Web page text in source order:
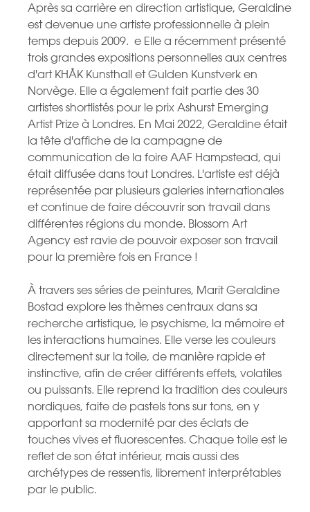
Après sa carrière en direction artistique, Geraldine
est devenue une artiste professionnelle à plein
temps depuis 2009. e Elle a récemment présenté
trois grandes expositions personnelles aux centres
d'art KHÅK Kunsthall et Gulden Kunstverk en
Norvège. Elle a également fait partie des 30
artistes shortlistés pour le prix Ashurst Emerging
Artist Prize à Londres. En Mai 2022, Geraldine était
la tête d'affiche de la campagne de
communication de la foire AAF Hampstead, qui
était diffusée dans tout Londres. L'artiste est déjà
représentée par plusieurs galeries internationales
et continue de faire découvrir son travail dans
différentes régions du monde. Blossom Art
Agency est ravie de pouvoir exposer son travail
pour la première fois en France !
À travers ses séries de peintures, Marit Geraldine
Bostad explore les thèmes centraux dans sa
recherche artistique, le psychisme, la mémoire et
les interactions humaines. Elle verse les couleurs
directement sur la toile, de manière rapide et
instinctive, afin de créer différents effets, volatiles
ou puissants. Elle reprend la tradition des couleurs
nordiques, faite de pastels tons sur tons, en y
apportant sa modernité par des éclats de
touches vives et fluorescentes. Chaque toile est le
reflet de son état intérieur, mais aussi des
archétypes de ressentis, librement interprétables
par le public.